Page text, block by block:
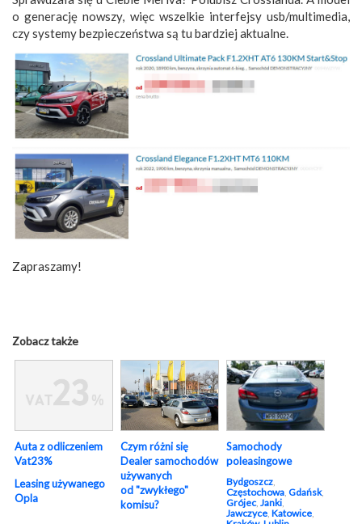
o generację nowszy, więc wszelkie interfejsy usb/multimedia,
czy systemy bezpieczeństwa są tu bardziej aktualne.
Zapraszamy!
Zobacz także
Auta z odliczeniem
Vat23%
Leasing używanego
Opla
Czym różni się
Dealer samochodów
używanych
od "zwykłego"
komisu?
Samochody
poleasingowe
Bydgoszcz,
Częstochowa, Gdańsk,
Grójec, Janki,
Jawczyce, Katowice,